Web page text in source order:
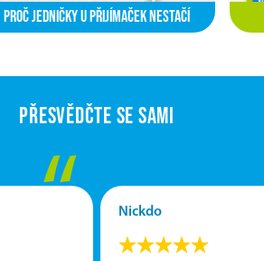
Proč jedničky u přijímaček nestačí
Přesvědčte se sami
“ Nickdo